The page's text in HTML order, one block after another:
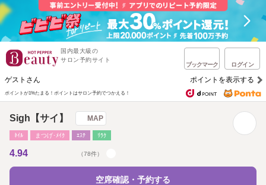
国内最大級の
サロン予約サイト
ブックマーク ログイン
ゲストさん ポイントを表示する
ポイントが1%たまる！ ポイントはサロン予約でつかえる！
Sigh【サイ】 MAP
ﾈｲﾙ まつげ･ﾒｲｸ ｴｽﾃ ﾘﾗｸ
4.94 （78件）
空席確認・予約する